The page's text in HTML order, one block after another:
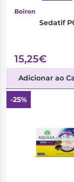
Boiron
Sedatif
15,25€
Adicionar ao
-25%